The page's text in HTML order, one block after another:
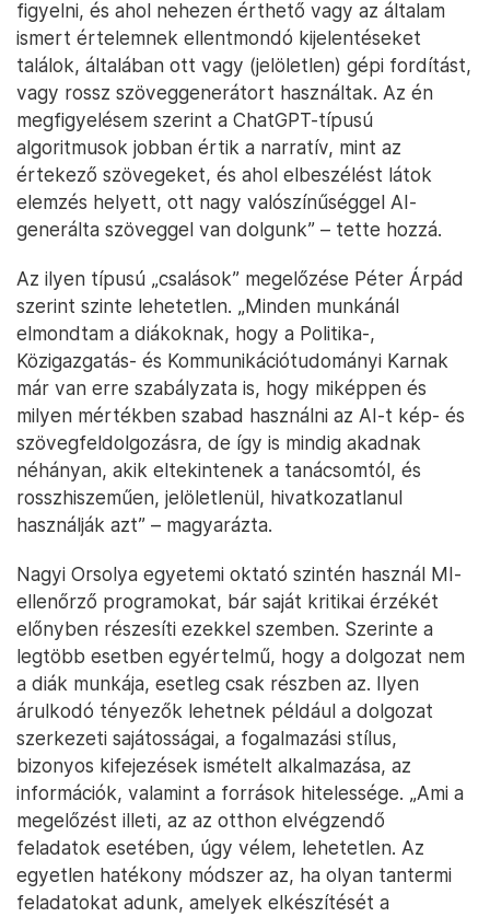
figyelni, és ahol nehezen érthető vagy az általam
ismert értelemnek ellentmondó kijelentéseket
találok, általában ott vagy (jelöletlen) gépi fordítást,
vagy rossz szöveggenerátort használtak. Az én
megfigyelésem szerint a ChatGPT-típusú
algoritmusok jobban értik a narratív, mint az
értekező szövegeket, és ahol elbeszélést látok
elemzés helyett, ott nagy valószínűséggel AI-
generálta szöveggel van dolgunk” – tette hozzá.
Az ilyen típusú „csalások” megelőzése Péter Árpád
szerint szinte lehetetlen. „Minden munkánál
elmondtam a diákoknak, hogy a Politika-,
Közigazgatás- és Kommunikációtudományi Karnak
már van erre szabályzata is, hogy miképpen és
milyen mértékben szabad használni az AI-t kép- és
szövegfeldolgozásra, de így is mindig akadnak
néhányan, akik eltekintenek a tanácsomtól, és
rosszhiszeműen, jelöletlenül, hivatkozatlanul
használják azt” – magyarázta.
Nagyi Orsolya egyetemi oktató szintén használ MI-
ellenőrző programokat, bár saját kritikai érzékét
előnyben részesíti ezekkel szemben. Szerinte a
legtöbb esetben egyértelmű, hogy a dolgozat nem
a diák munkája, esetleg csak részben az. Ilyen
árulkodó tényezők lehetnek például a dolgozat
szerkezeti sajátosságai, a fogalmazási stílus,
bizonyos kifejezések ismételt alkalmazása, az
információk, valamint a források hitelessége. „Ami a
megelőzést illeti, az az otthon elvégzendő
feladatok esetében, úgy vélem, lehetetlen. Az
egyetlen hatékony módszer az, ha olyan tantermi
feladatokat adunk, amelyek elkészítését a